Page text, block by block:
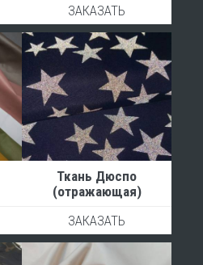
ЗАКАЗАТЬ
Ткань Дюспо
(отражающая)
ЗАКАЗАТЬ